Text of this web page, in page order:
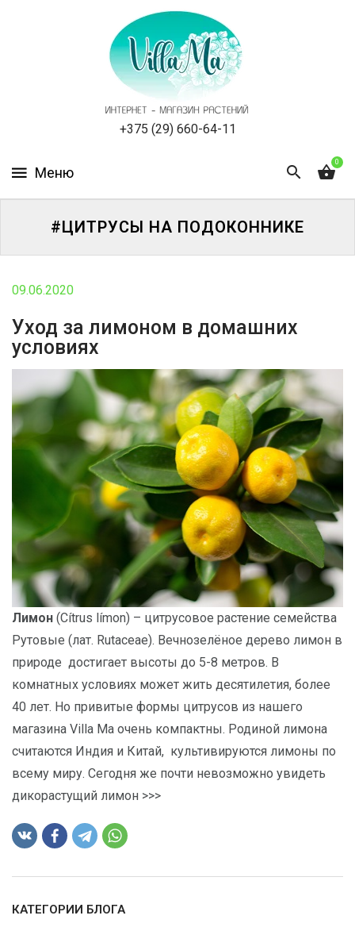
+375 (29) 660-64-11
0
НОВОСТИ,
АКЦИИ
ОТЗЫВЫ
ОДНОЛЕТНИЕ
ВОЙТИ
#ЦИТРУСЫ НА ПОДОКОННИКЕ
09.06.2020
Уход за лимоном в домашних
условиях
Лимон (Cítrus límon) – цитрусовое растение семейства
Рутовые (лат. Rutaceae). Вечнозелёное дерево лимон в
природе достигает высоты до 5-8 метров. В
комнатных условиях может жить десятилетия, более
40 лет. Но привитые формы цитрусов из нашего
магазина Villa Ma очень компактны. Родиной лимона
считаются Индия и Китай, культивируются лимоны по
всему миру. Сегодня же почти невозможно увидеть
дикорастущий лимон >>>
КАТЕГОРИИ БЛОГА